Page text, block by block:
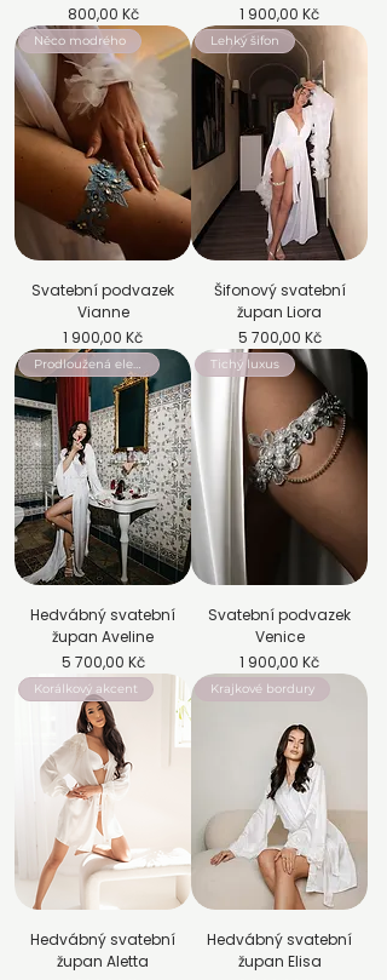
Cena
800,00 Kč
Cena
1 900,00 Kč
Něco modrého
Svatební podvazek
Vianne
Cena
1 900,00 Kč
Lehký šifon
Šifonový svatební
župan Liora
Cena
5 700,00 Kč
Prodloužená elegance
Hedvábný svatební
župan Aveline
Cena
5 700,00 Kč
Tichý luxus
Svatební podvazek
Venice
Cena
1 900,00 Kč
Korálkový akcent
Hedvábný svatební
župan Aletta
Krajkové bordury
Hedvábný svatební
župan Elisa